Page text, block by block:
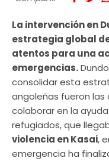
La intervención en
estrategia global
atentos para una
emergencias.
consolidar esta
angoleñas fueron las
colaborar en la
refugiados, que
violencia en Kasai,
emergencia ha